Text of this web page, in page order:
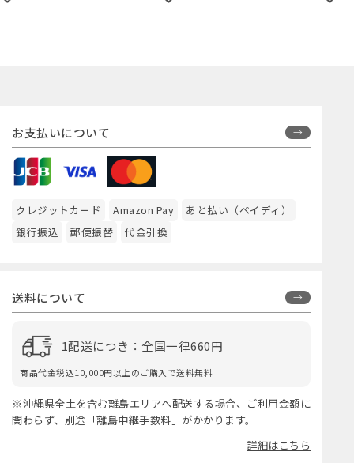
お支払いについて
クレジットカード Amazon Pay
あと払い（ペイディ）
銀行振込
郵便振替 代金引換
送料について
1配送につき：全国一律660円
商品代金税込10,000円以上のご購入で送料無料
※沖縄県全土を含む離島エリアへ配送する場合、ご利用金額に
関わらず、別途「離島中継手数料」がかかります。
詳細はこちら